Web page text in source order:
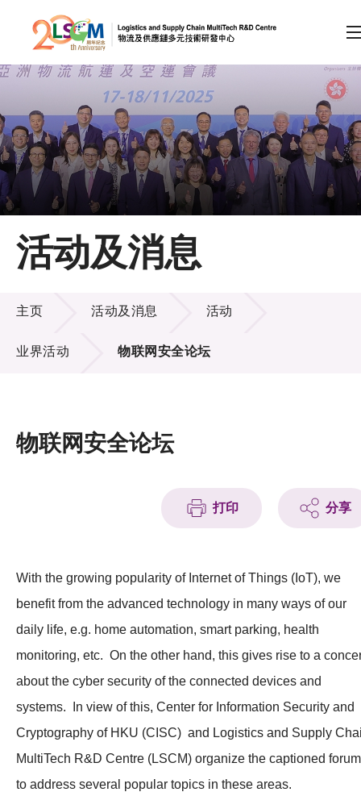
跳到内容（按回车键）
会员登录
A A EN 繁 简
主页
关于LSCM
技术商品化
项目及资助计划
活动及消息
科技分享
会籍
活动及消息
活动及消息
主页 活动及消息 活动
业界活动 物联网安全论坛
物联网安全论坛
打印 分享
With the growing popularity of Internet of Things (IoT), we
benefit from the advanced technology in many ways of our
daily life, e.g. home automation, smart parking, health
monitoring, etc. On the other hand, this gives rise to a
about the cyber security of the connected devices and
systems. In view of this, Center for Information Security and
Cryptography of HKU (CISC) and Logistics and Supply
MultiTech R&D Centre (LSCM) organize the captioned forum
to address several popular topics in these areas.